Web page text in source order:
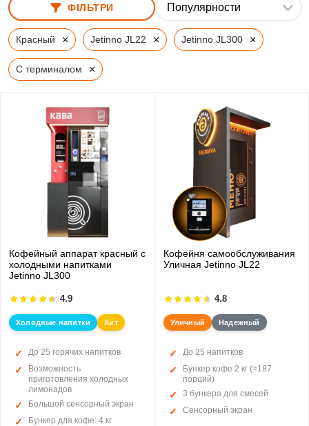
ФІЛЬТРИ
Красный × Jetinno JL22 × Jetinno JL300 ×
С терминалом ×
Кофейный аппарат красный с
холодными напитками
Jetinno JL300
4.9
Холодные напитки Хит
До 25 горячих напитков
Возможность
приготовления холодных
лимонадов
Большой сенсорный экран
Бункер для кофе: 4 кг
Кофейня самообслуживания
Уличная Jetinno JL22
4.8
Уличный Надежный
До 25 напитков
Бункер кофе 2 кг (≈187
порций)
3 бункера для смесей
Сенсорный экран